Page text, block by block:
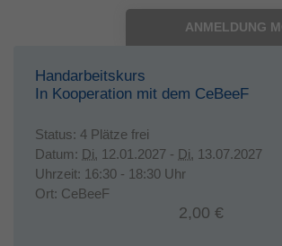
ANMELDUNG
Handarbeitskurs
In Kooperation mit dem CeBeeF
Status: 4 Plätze frei
Datum: Di. 12.01.2027 - Di. 13.07.2027
Uhrzeit: 16:30 - 18:30 Uhr
Ort: CeBeeF
2,00 €